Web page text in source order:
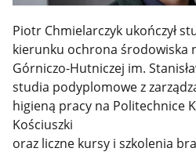
Piotr Chmielarczyk ukończył
kierunku ochrona środowiska
Górniczo-Hutniczej im.
studia podyplomowe z
higieną pracy na Politechnice
Kościuszki
oraz liczne kursy i szkolenia